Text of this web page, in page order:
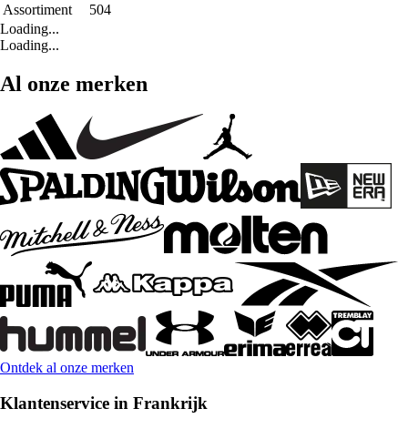
Assortiment
504
Loading...
Loading...
Al onze merken
Ontdek al onze merken
Klantenservice in Frankrijk